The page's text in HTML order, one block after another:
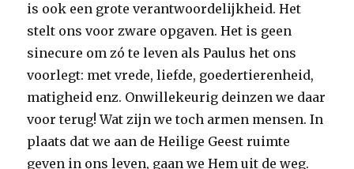
is ook een grote verantwoordelijkheid. Het
stelt ons voor zware opgaven. Het is geen
sinecure om zó te leven als Paulus het ons
voorlegt: met vrede, liefde, goedertierenheid,
matigheid enz. Onwillekeurig deinzen we daar
voor terug! Wat zijn we toch armen mensen. In
plaats dat we aan de Heilige Geest ruimte
geven in ons leven, gaan we Hem uit de weg.